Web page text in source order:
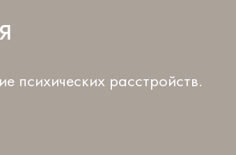
психических расстройств.